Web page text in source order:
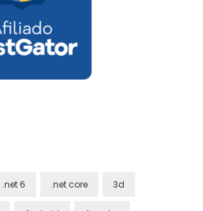
.net 6 .net core 3d